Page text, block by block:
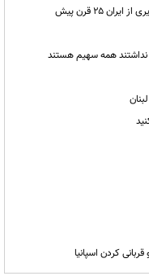
نداشتند همه سهیم هستند
کردن اسپانیا